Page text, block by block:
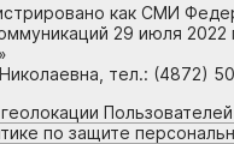
как СМИ
29 июля
тел.: (4872)
по защите